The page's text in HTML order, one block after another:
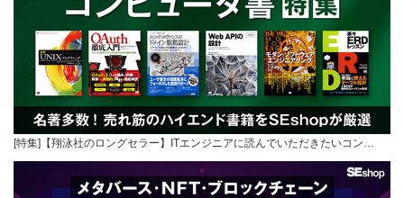
[特集]【翔泳社のロングセラー】ITエンジニアに読んでいただきたいコン…